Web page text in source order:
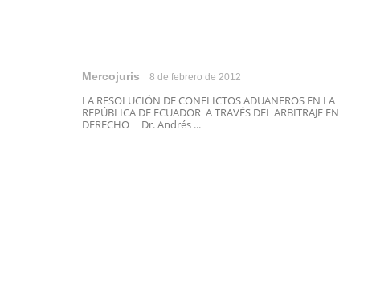
Mercojuris 8 de febrero de 2012
LA RESOLUCIÓN DE CONFLICTOS ADUANEROS EN LA
REPÚBLICA DE ECUADOR A TRAVÉS DEL ARBITRAJE EN
DERECHO Dr. Andrés ...